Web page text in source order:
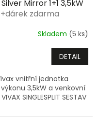
A
R
M
A
Mirror 1+1 3,5kW
+dárek zdarma
Skladem (5 ks)
DETAIL
vnitřní jednotka
o výkonu 3,5kW a venkovní
SINGLESPLIT SESTAV